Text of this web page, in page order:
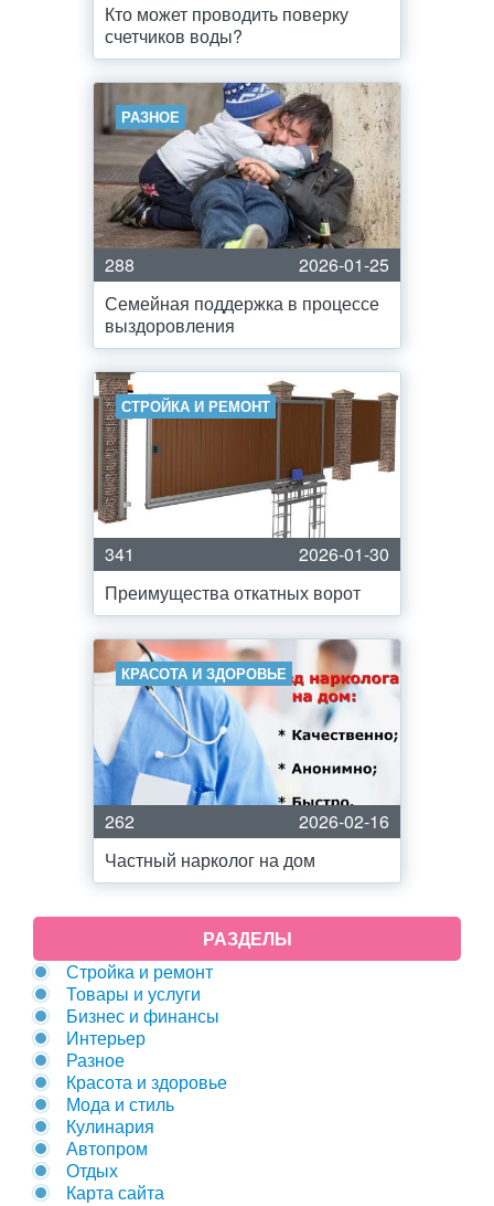
Кто может проводить поверку
счетчиков воды?
РАЗНОЕ
288
2026-01-25
Семейная поддержка в процессе
выздоровления
СТРОЙКА И РЕМОНТ
341
2026-01-30
Преимущества откатных ворот
КРАСОТА И ЗДОРОВЬЕ
262
2026-02-16
Частный нарколог на дом
РАЗДЕЛЫ
Стройка и ремонт
Товары и услуги
Бизнес и финансы
Интерьер
Разное
Красота и здоровье
Мода и стиль
Кулинария
Автопром
Отдых
Карта сайта